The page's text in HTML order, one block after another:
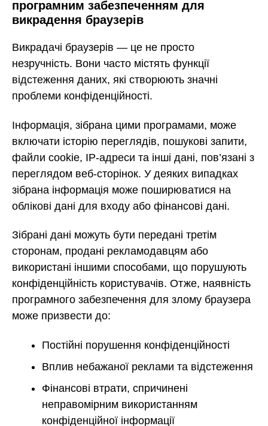
програмним забезпеченням для
викрадення браузерів
Викрадачі браузерів — це не просто
незручність. Вони часто містять функції
відстеження даних, які створюють значні
проблеми конфіденційності.
Інформація, зібрана цими програмами, може
включати історію переглядів, пошукові запити,
файли cookie, IP-адреси та інші дані, пов’язані з
переглядом веб-сторінок. У деяких випадках
зібрана інформація може поширюватися на
облікові дані для входу або фінансові дані.
Зібрані дані можуть бути передані третім
сторонам, продані рекламодавцям або
використані іншими способами, що порушують
конфіденційність користувачів. Отже, наявність
програмного забезпечення для злому браузера
може призвести до:
Постійні порушення конфіденційності
Вплив небажаної реклами та відстеження
Фінансові втрати, спричинені
неправомірним використанням
конфіденційної інформації